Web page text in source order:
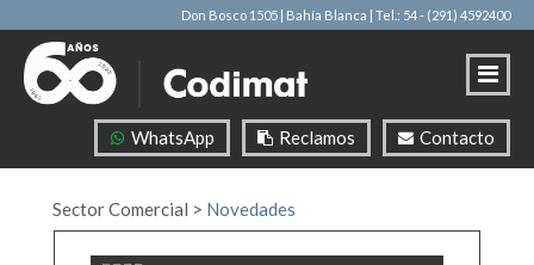
Don Bosco 1505 | Bahía Blanca | Tel.: 54 - (291) 4592400
WhatsApp Reclamos Contacto
Sector Comercial > Novedades